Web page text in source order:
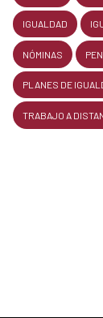
IGUALDAD
NÓMINAS
PLANES DE
TRABAJO A